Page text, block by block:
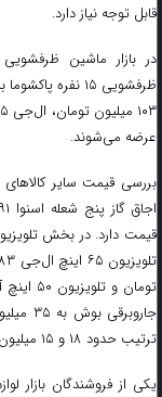
قابل توجه نیاز دارد.
در بازار ماشین
عرضه می‌شوند.
بررسی قیمت سایر کالاهای
ترتیب حدود ۱۸ و ۱۵ میلیون تومان قیمت دارند.
یکی از فروشندگان بازار